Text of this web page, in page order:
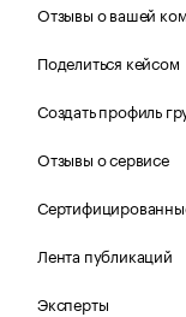
Отзывы о вашей
Поделиться кейсом
Создать профиль
Отзывы о сервисе
Лента публикаций
Эксперты